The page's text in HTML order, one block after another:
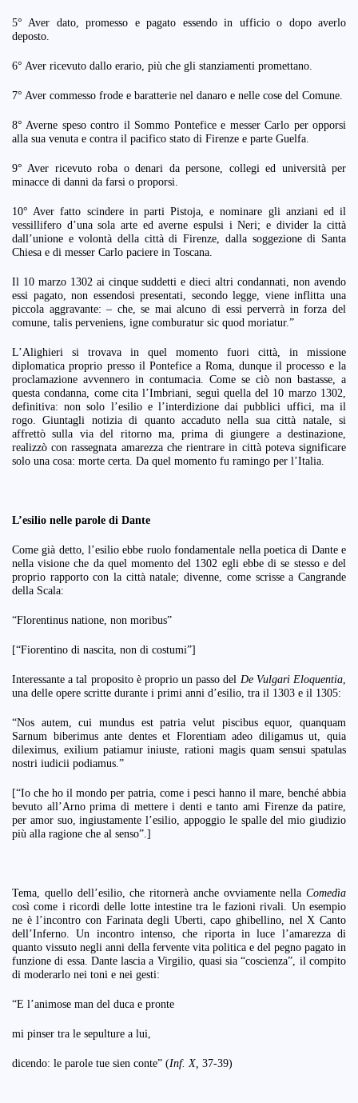
5° Aver dato, promesso e pagato essendo in ufficio o dopo averlo
deposto.
6° Aver ricevuto dallo erario, più che gli stanziamenti promettano.
7° Aver commesso frode e baratterie nel danaro e nelle cose del Comune.
8° Averne speso contro il Sommo Pontefice e messer Carlo per opporsi
alla sua venuta e contra il pacifico stato di Firenze e parte Guelfa.
9° Aver ricevuto roba o denari da persone, collegi ed università per
minacce di danni da farsi o proporsi.
10° Aver fatto scindere in parti Pistoja, e nominare gli anziani ed il
vessillifero d’una sola arte ed averne espulsi i Neri; e divider la città
dall’unione e volontà della città di Firenze, dalla soggezione di Santa
Chiesa e di messer Carlo paciere in Toscana.
Il 10 marzo 1302 ai cinque suddetti e dieci altri condannati, non avendo
essi pagato, non essendosi presentati, secondo legge, viene inflitta una
piccola aggravante: – che, se mai alcuno di essi perverrà in forza del
comune, talis perveniens, igne comburatur sic quod moriatur.”
L’Alighieri si trovava in quel momento fuori città, in missione
diplomatica proprio presso il Pontefice a Roma, dunque il processo e la
proclamazione avvennero in contumacia. Come se ciò non bastasse, a
questa condanna, come cita l’Imbriani, seguì quella del 10 marzo 1302,
definitiva: non solo l’esilio e l’interdizione dai pubblici uffici, ma il
rogo. Giuntagli notizia di quanto accaduto nella sua città natale, si
affrettò sulla via del ritorno ma, prima di giungere a destinazione,
realizzò con rassegnata amarezza che rientrare in città poteva significare
solo una cosa: morte certa. Da quel momento fu ramingo per l’Italia.
L’esilio nelle parole di Dante
Come già detto, l’esilio ebbe ruolo fondamentale nella poetica di Dante e
nella visione che da quel momento del 1302 egli ebbe di se stesso e del
proprio rapporto con la città natale; divenne, come scrisse a Cangrande
della Scala:
“Florentinus natione, non moribus”
[“Fiorentino di nascita, non di costumi”]
Interessante a tal proposito è proprio un passo del De Vulgari Eloquentia
una delle opere scritte durante i primi anni d’esilio, tra il 1303 e il 1305:
“Nos autem, cui mundus est patria velut piscibus equor, quanquam
Sarnum biberimus ante dentes et Florentiam adeo diligamus ut, quia
dileximus, exilium patiamur iniuste, rationi magis quam sensui spatulas
nostri iudicii podiamus.”
[“Io che ho il mondo per patria, come i pesci hanno il mare, benché abbia
bevuto all’Arno prima di mettere i denti e tanto ami Firenze da patire,
per amor suo, ingiustamente l’esilio, appoggio le spalle del mio giudizio
più alla ragione che al senso”.]
Tema, quello dell’esilio, che ritornerà anche ovviamente nella Comedìa
così come i ricordi delle lotte intestine tra le fazioni rivali. Un esempio
ne è l’incontro con Farinata degli Uberti, capo ghibellino, nel X Canto
dell’Inferno. Un incontro intenso, che riporta in luce l’amarezza di
quanto vissuto negli anni della fervente vita politica e del pegno pagato in
funzione di essa. Dante lascia a Virgilio, quasi sia “coscienza”, il compito
di moderarlo nei toni e nei gesti:
“E l’animose man del duca e pronte
mi pinser tra le sepulture a lui,
dicendo: le parole tue sien conte” (Inf. X, 37-39)